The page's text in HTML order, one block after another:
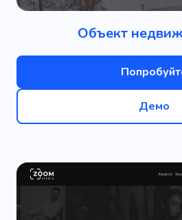
Объект
Демо